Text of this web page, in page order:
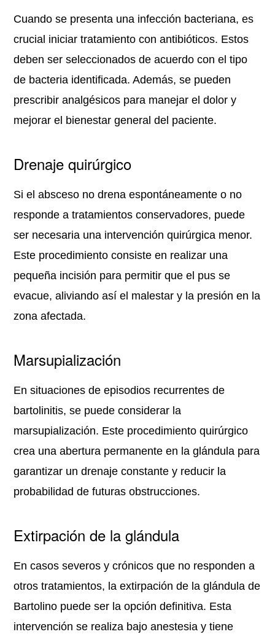
Cuando se presenta una infección bacteriana, es
crucial iniciar tratamiento con antibióticos. Estos
deben ser seleccionados de acuerdo con el tipo
de bacteria identificada. Además, se pueden
prescribir analgésicos para manejar el dolor y
mejorar el bienestar general del paciente.
Drenaje quirúrgico
Si el absceso no drena espontáneamente o no
responde a tratamientos conservadores, puede
ser necesaria una intervención quirúrgica menor.
Este procedimiento consiste en realizar una
pequeña incisión para permitir que el pus se
evacue, aliviando así el malestar y la presión en la
zona afectada.
Marsupialización
En situaciones de episodios recurrentes de
bartolinitis, se puede considerar la
marsupialización. Este procedimiento quirúrgico
crea una abertura permanente en la glándula para
garantizar un drenaje constante y reducir la
probabilidad de futuras obstrucciones.
Extirpación de la glándula
En casos severos y crónicos que no responden a
otros tratamientos, la extirpación de la glándula de
Bartolino puede ser la opción definitiva. Esta
intervención se realiza bajo anestesia y tiene